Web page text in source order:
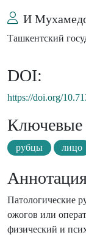
И
Ташкентский
DOI:
https://doi.org/
Ключевые
рубцы лицо
Патологические
ожогов или
физический и